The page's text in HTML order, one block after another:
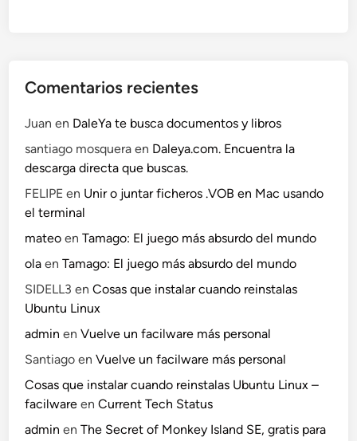
Comentarios recientes
Juan en DaleYa te busca documentos y libros
santiago mosquera en Daleya.com. Encuentra la
descarga directa que buscas.
FELIPE en Unir o juntar ficheros .VOB en Mac usando
el terminal
mateo enTamago: El juego más absurdo del mundo
ola enTamago: El juego más absurdo del mundo
SIDELL3 enCosas que instalar cuando reinstalas
Ubuntu Linux
admin enVuelve un facilware más personal
Santiago enVuelve un facilware más personal
Cosas que instalar cuando reinstalas Ubuntu Linux –
facilware enCurrent Tech Status
admin enThe Secret of Monkey Island SE, gratis para